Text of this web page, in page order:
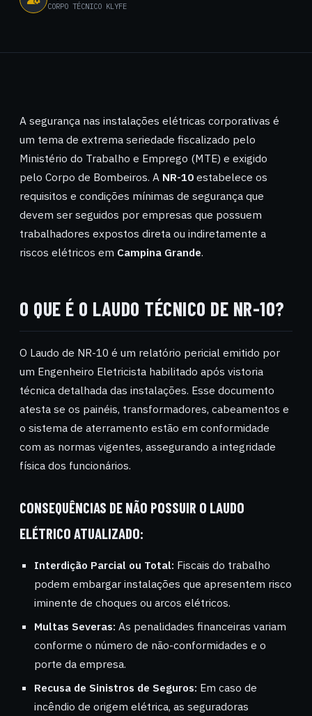
CORPO TÉCNICO KLYFE
A segurança nas instalações elétricas corporativas é
um tema de extrema seriedade fiscalizado pelo
Ministério do Trabalho e Emprego (MTE) e exigido
pelo Corpo de Bombeiros. A NR-10 estabelece os
requisitos e condições mínimas de segurança que
devem ser seguidos por empresas que possuem
trabalhadores expostos direta ou indiretamente a
riscos elétricos em Campina Grande.
O QUE É O LAUDO TÉCNICO DE NR-10?
O Laudo de NR-10 é um relatório pericial emitido por
um Engenheiro Eletricista habilitado após vistoria
técnica detalhada das instalações. Esse documento
atesta se os painéis, transformadores, cabeamentos e
o sistema de aterramento estão em conformidade
com as normas vigentes, assegurando a integridade
física dos funcionários.
CONSEQUÊNCIAS DE NÃO POSSUIR O LAUDO
ELÉTRICO ATUALIZADO:
Interdição Parcial ou Total: Fiscais do trabalho
podem embargar instalações que apresentem risco
iminente de choques ou arcos elétricos.
Multas Severas: As penalidades financeiras variam
conforme o número de não-conformidades e o
porte da empresa.
Recusa de Sinistros de Seguros: Em caso de
incêndio de origem elétrica, as seguradoras